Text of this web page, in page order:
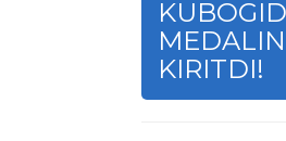
KIRITDI!